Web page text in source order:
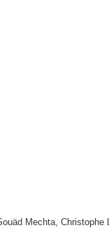
Mechta, Christophe